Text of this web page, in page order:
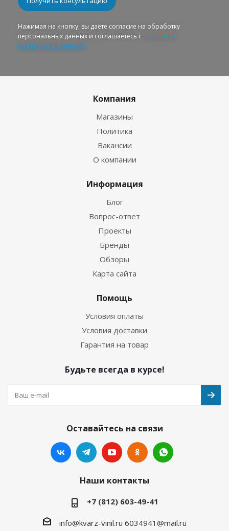
Нажимая на кнопку, вы даёте согласие на обработку
персональных данных и соглашаетесь с политикой
конфиденциальности
Компания
Магазины
Политика
Вакансии
О компании
Информация
Блог
Вопрос-ответ
Проекты
Бренды
Обзоры
Карта сайта
Помощь
Условия оплаты
Условия доставки
Гарантия на товар
Будьте всегда в курсе!
Оставайтесь на связи
Наши контакты
+7 (812) 603-49-41
info@kvarz-vinil.ru 6034941@mail.ru